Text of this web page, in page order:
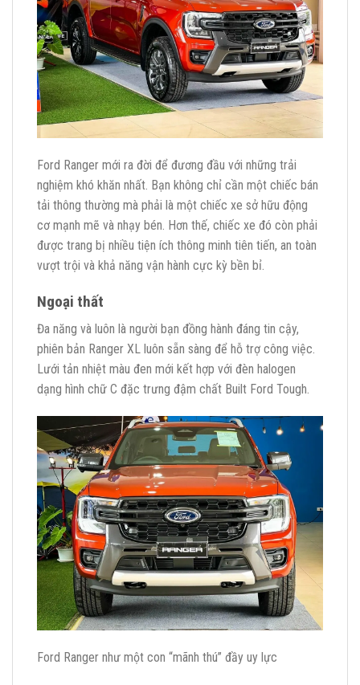
Ford Ranger mới ra đời để đương đầu với những trải
nghiệm khó khăn nhất. Bạn không chỉ cần một chiếc bán
tải thông thường mà phải là một chiếc xe sở hữu động
cơ mạnh mẽ và nhạy bén. Hơn thế, chiếc xe đó còn phải
được trang bị nhiều tiện ích thông minh tiên tiến, an toàn
vượt trội và khả năng vận hành cực kỳ bền bỉ.
Ngoại thất
Đa năng và luôn là người bạn đồng hành đáng tin cậy,
phiên bản Ranger XL luôn sẵn sàng để hỗ trợ công việc.
Lưới tản nhiệt màu đen mới kết hợp với đèn halogen
dạng hình chữ C đặc trưng đậm chất Built Ford Tough.
Ford Ranger như một con “mãnh thú” đầy uy lực